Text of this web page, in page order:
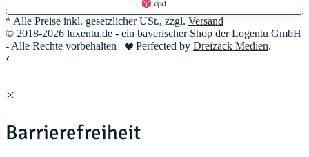
* Alle Preise inkl. gesetzlicher USt., zzgl. Versand
© 2018-2026 luxentu.de - ein bayerischer Shop der Logentu GmbH
- Alle Rechte vorbehalten
Perfected by Dreizack Medien.
Barrierefreiheit